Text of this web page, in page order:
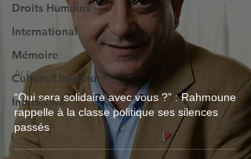
Droits Humains
International
Mémoire
Culture/Littérature
Interviews
“Qui sera solidaire avec vous ?” : Rahmoune
rappelle à la classe politique ses silences
passés
Actualité